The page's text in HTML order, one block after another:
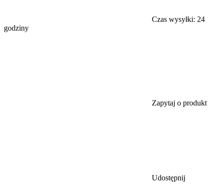
Czas wysyłki: 24
godziny
Zapytaj o produkt
Udostępnij